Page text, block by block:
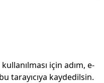
için adım, e-
tarayıcıya kaydedilsin.